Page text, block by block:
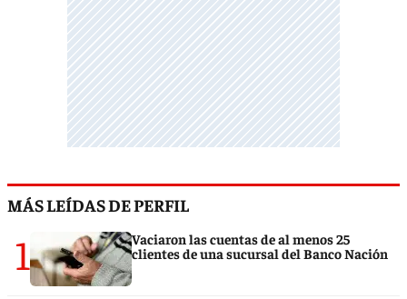
MÁS LEÍDAS DE PERFIL
1
Vaciaron las cuentas de al menos 25
clientes de una sucursal del Banco Nación